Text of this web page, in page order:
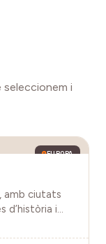
i
EUROPA
amb ciutats
d’història i